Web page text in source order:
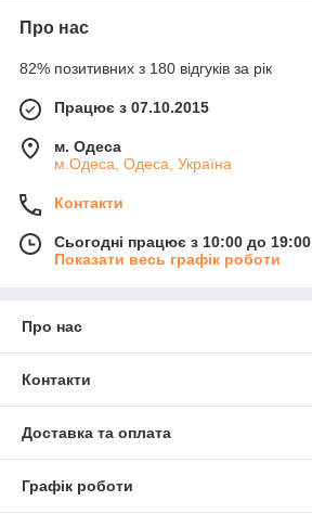
Про нас
82% позитивних з 180 відгуків за рік
Працює з 07.10.2015
м. Одеса
м.Одеса, Одеса, Україна
Контакти
Сьогодні працює з 10:00 до 19:00
Показати весь графік роботи
Про нас
Контакти
Доставка та оплата
Графік роботи